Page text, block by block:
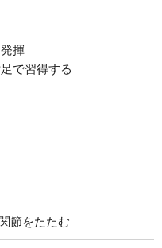
揮
で習得する
節をたたむ